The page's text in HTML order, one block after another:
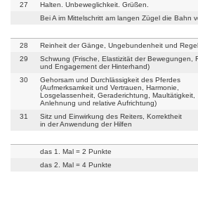
27
Halten. Unbeweglichkeit. Grüßen.
Bei A im Mittelschritt am langen Zügel die Bahn
28
Reinheit der Gänge, Ungebundenheit und
29
Schwung (Frische, Elastizität der Bewegungen,
und Engagement der Hinterhand)
30
Gehorsam und Durchlässigkeit des Pferdes
(Aufmerksamkeit und Vertrauen, Harmonie,
Losgelassenheit, Geraderichtung, Maultätigkeit,
Anlehnung und relative Aufrichtung)
31
Sitz und Einwirkung des Reiters, Korrektheit
in der Anwendung der Hilfen
das 1. Mal = 2 Punkte
das 2. Mal = 4 Punkte